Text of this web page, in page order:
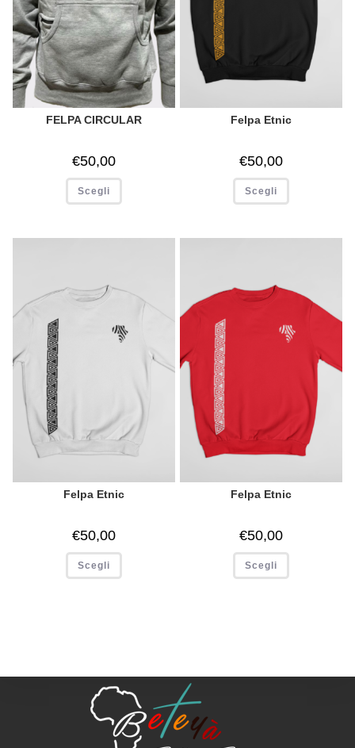
FELPA CIRCULAR
€50,00
Scegli
Felpa Etnic
€50,00
Scegli
Felpa Etnic
€50,00
Scegli
Felpa Etnic
€50,00
Scegli